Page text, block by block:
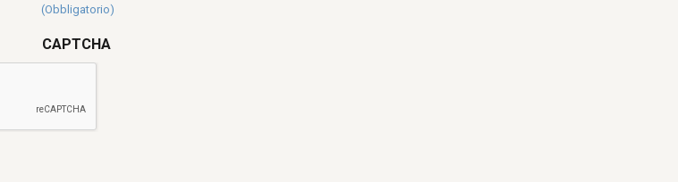
(Obbligatorio)
CAPTCHA